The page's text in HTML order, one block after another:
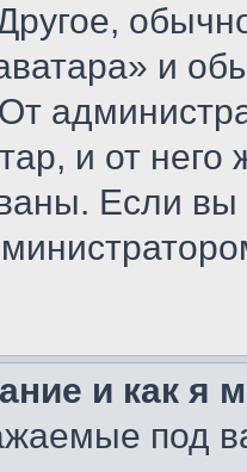
и
и от него
Если
и как я
под